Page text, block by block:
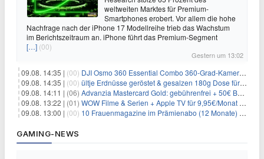
weltweiten Marktes für Premium-
Smartphones erobert. Vor allem die hohe
Nachfrage nach der iPhone 17 Modellreihe trieb das Wachstum
im Berichtszeitraum an. iPhone führt das Premium-Segment
[…] (00)
Gestern um 13:02
09.08. 14:35 | (00) DJI Osmo 360 Essential Combo 360-Grad-Kamera für 375€
09.08. 14:35 | (00) ültje Erdnüsse geröstet & gesalzen 180g Dose für 1,52€ im Spar-Abo
09.08. 14:11 | (06) Advanzia Mastercard Gold: gebührenfrei + 50€ Bonus* + gratis Reiseversicherung
09.08. 13:22 | (01) WOW Filme & Serien + Apple TV für 9,95€/Monat // Alles von WOW (Filme, Serien, Live-Sport) für 34,97€/Monat
09.08. 13:00 | (00) 10 Frauenmagazine im Prämienabo (12 Monate) mit Prämien bis zu 225€
GAMING-NEWS